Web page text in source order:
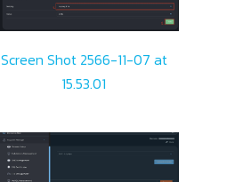
Screen Shot 2566-11-07 at
15.53.01